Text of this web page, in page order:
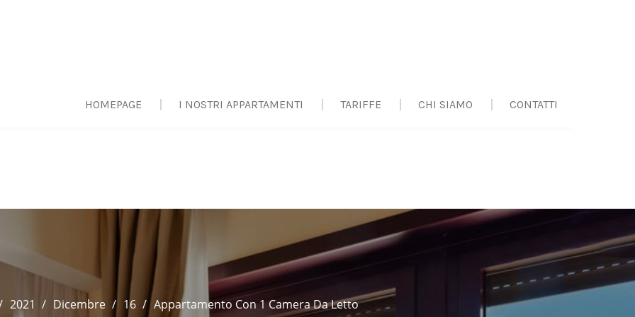
HOMEPAGE I NOSTRI APPARTAMENTI TARIFFE CHI SIAMO CONTATTI
2021 Dicembre 16 Appartamento Con 1 Camera Da Letto